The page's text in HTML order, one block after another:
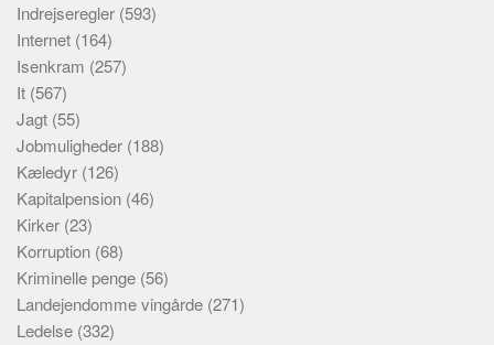
Indrejseregler (593)
Internet (164)
Isenkram (257)
It (567)
Jagt (55)
Jobmuligheder (188)
Kæledyr (126)
Kapitalpension (46)
Kirker (23)
Korruption (68)
Kriminelle penge (56)
Landejendomme vingårde (271)
Ledelse (332)